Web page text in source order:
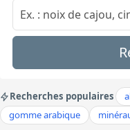
Recherches populaires
gomme arabique